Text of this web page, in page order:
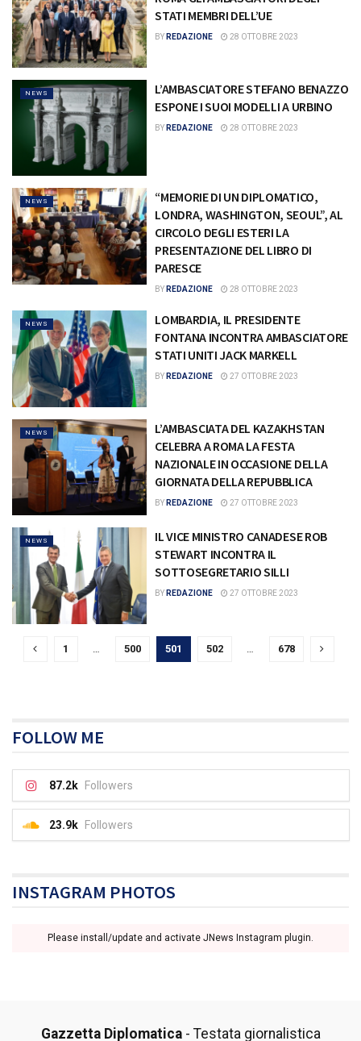
STATI MEMBRI DELL’UE
BY REDAZIONE 28 OTTOBRE 2023
NEWS
L’AMBASCIATORE STEFANO BENAZZO
ESPONE I SUOI MODELLI A URBINO
BY REDAZIONE 28 OTTOBRE 2023
NEWS
“MEMORIE DI UN DIPLOMATICO,
LONDRA, WASHINGTON, SEOUL”, AL
CIRCOLO DEGLI ESTERI LA
PRESENTAZIONE DEL LIBRO DI
PARESCE
BY REDAZIONE 28 OTTOBRE 2023
NEWS
LOMBARDIA, IL PRESIDENTE
FONTANA INCONTRA AMBASCIATORE
STATI UNITI JACK MARKELL
BY REDAZIONE 27 OTTOBRE 2023
NEWS
L’AMBASCIATA DEL KAZAKHSTAN
CELEBRA A ROMA LA FESTA
NAZIONALE IN OCCASIONE DELLA
GIORNATA DELLA REPUBBLICA
BY REDAZIONE 27 OTTOBRE 2023
NEWS
IL VICE MINISTRO CANADESE ROB
STEWART INCONTRA IL
SOTTOSEGRETARIO SILLI
BY REDAZIONE 27 OTTOBRE 2023
1 500 501 502 678
FOLLOW ME
87.2k Followers
23.9k Followers
INSTAGRAM PHOTOS
Please install/update and activate JNews Instagram plugin.
Gazzetta Diplomatica- Testata giornalistica